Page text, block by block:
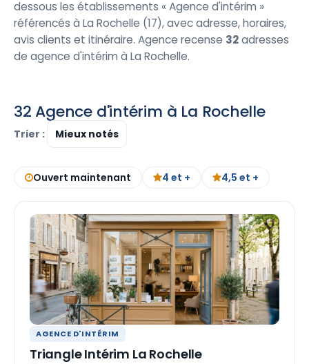
dessous les établissements « Agence d'intérim »
référencés à La Rochelle (17), avec adresse, horaires,
avis clients et itinéraire. Agence recense 32adresses
de agence d'intérim à La Rochelle.
32 Agence d'intérim à La Rochelle
Trier :
Ouvert maintenant 4 et + 4,5 et +
AGENCE D'INTÉRIM
Triangle Intérim La Rochelle